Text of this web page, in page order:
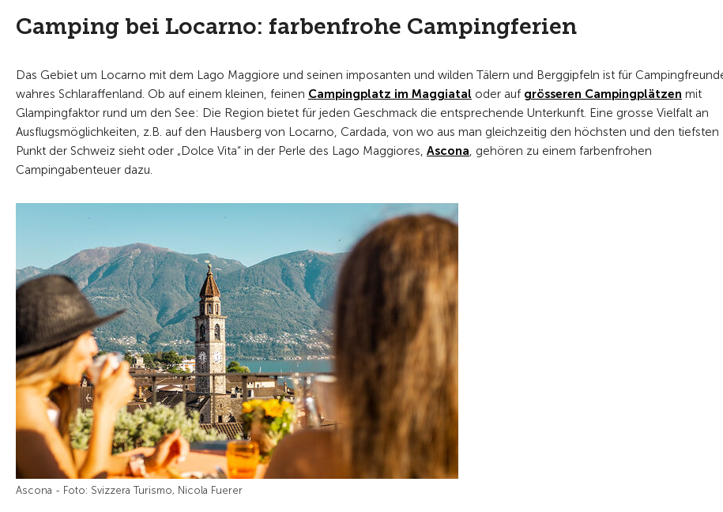
Camping bei Locarno: farbenfrohe Campingferien
Das Gebiet um Locarno mit dem Lago Maggiore und seinen imposanten und wilden Tälern und Berggipfeln ist für
wahres Schlaraffenland. Ob auf einem kleinen, feinen Campingplatz im Maggiatal oder auf grösseren Campingplätzen mit
Glampingfaktor rund um den See: Die Region bietet für jeden Geschmack die entsprechende Unterkunft. Eine grosse Vielfalt an
Ausflugsmöglichkeiten, z.B. auf den Hausberg von Locarno, Cardada, von wo aus man gleichzeitig den höchsten und den tiefsten
Punkt der Schweiz sieht oder „Dolce Vita“ in der Perle des Lago Maggiores, Ascona, gehören zu einem farbenfrohen
Campingabenteuer dazu.
Ascona - Foto: Svizzera Turismo, Nicola Fuerer